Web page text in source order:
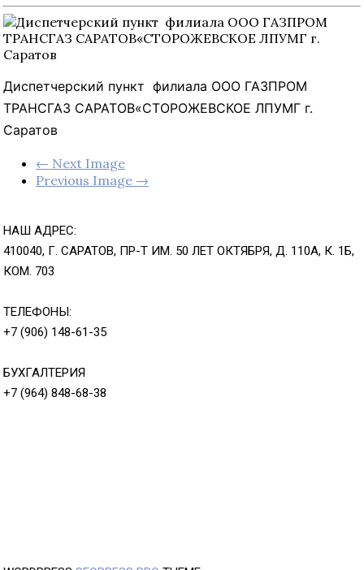
Диспетчерский пункт филиала ООО ГАЗПРОМ
ТРАНСГАЗ САРАТОВ«СТОРОЖЕВСКОЕ ЛПУМГ г.
Саратов
← Next Image
Previous Image →
НАШ АДРЕС:
410040, Г. САРАТОВ, ПР-Т ИМ. 50 ЛЕТ ОКТЯБРЯ, Д. 110А, К. 1Б,
КОМ. 703
ТЕЛЕФОНЫ:
+7 (906) 148-61-35
БУХГАЛТЕРИЯ
+7 (964) 848-68-38